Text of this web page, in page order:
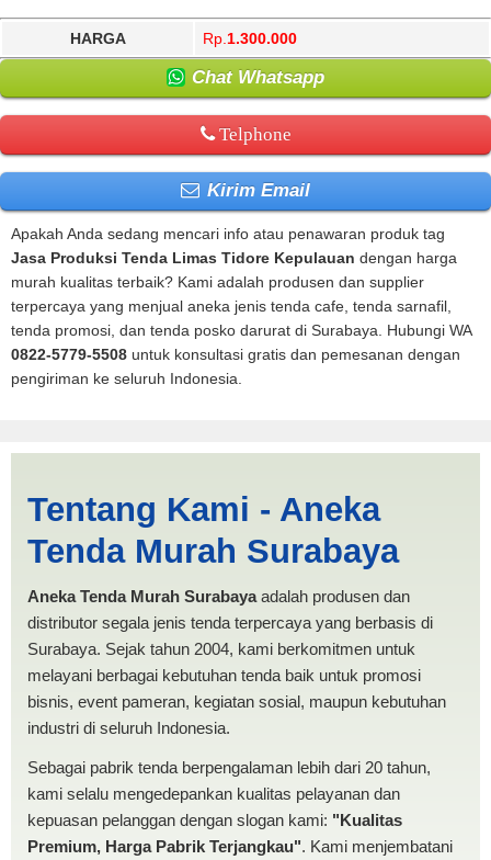
HARGA Rp. 1.300.000
Chat Whatsapp
Telphone
Kirim Email
Apakah Anda sedang mencari info atau penawaran produk tag
Jasa Produksi Tenda Limas Tidore Kepulauan dengan harga
murah kualitas terbaik? Kami adalah produsen dan supplier
terpercaya yang menjual aneka jenis tenda cafe, tenda sarnafil,
tenda promosi, dan tenda posko darurat di Surabaya. Hubungi WA
0822-5779-5508 untuk konsultasi gratis dan pemesanan dengan
pengiriman ke seluruh Indonesia.
Tidore Kepulauan |
PRODUKSI ANEKA TENDA
MURAH
Tentang Kami - Aneka
Tenda Murah Surabaya
Aneka Tenda Murah Surabayaadalah produsen dan
distributor segala jenis tenda terpercaya yang berbasis di
Surabaya. Sejak tahun 2004, kami berkomitmen untuk
melayani berbagai kebutuhan tenda baik untuk promosi
bisnis, event pameran, kegiatan sosial, maupun kebutuhan
industri di seluruh Indonesia.
Sebagai pabrik tenda berpengalaman lebih dari 20 tahun,
kami selalu mengedepankan kualitas pelayanan dan
kepuasan pelanggan dengan slogan kami: "Kualitas
Premium, Harga Pabrik Terjangkau". Kami menjembatani